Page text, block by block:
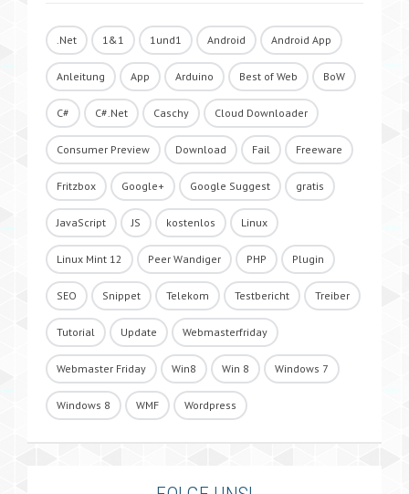
.Net 1&1 1und1 Android Android App
Anleitung App Arduino Best of Web BoW
C# C#.Net Caschy Cloud Downloader
Consumer Preview Download Fail Freeware
Fritzbox Google+ Google Suggest gratis
JavaScript JS kostenlos Linux
Linux Mint 12 Peer Wandiger PHP Plugin
SEO Snippet Telekom Testbericht Treiber
Tutorial Update Webmasterfriday
Webmaster Friday Win8 Win 8 Windows 7
Windows 8 WMF Wordpress